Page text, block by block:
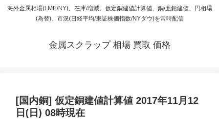
海外金属相場(LME/NY)、在庫/増減、仮定銅建値計算値、銅/亜鉛建値、円相場
(為替)、市況(日経平均/東証株価指数/NYダウ)を常時配信
金属スクラップ 相場 買取 価格
[国内銅] 仮定銅建値計算値 2017年11月12
日(日) 08時現在